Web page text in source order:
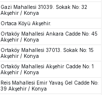
Gazi Mahallesi 31039. Sokak No: 32
Akşehir / Konya
Ortaca Köyü Akşehir.
Ortaköy Mahallesi Ankara Cadde No: 45
Akşehir / Konya
Ortaköy Mahallesi 37013. Sokak No: 15
Akşehir / Konya
Ortaköy Mahallesi Akşehir Cadde No: 1
Akşehir / Konya
Reis Mahallesi Emir Yavaş Gel Cadde No:
39 Akşehir / Konya